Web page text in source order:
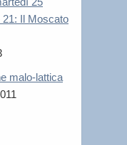
21: Il Moscato
malo-lattica